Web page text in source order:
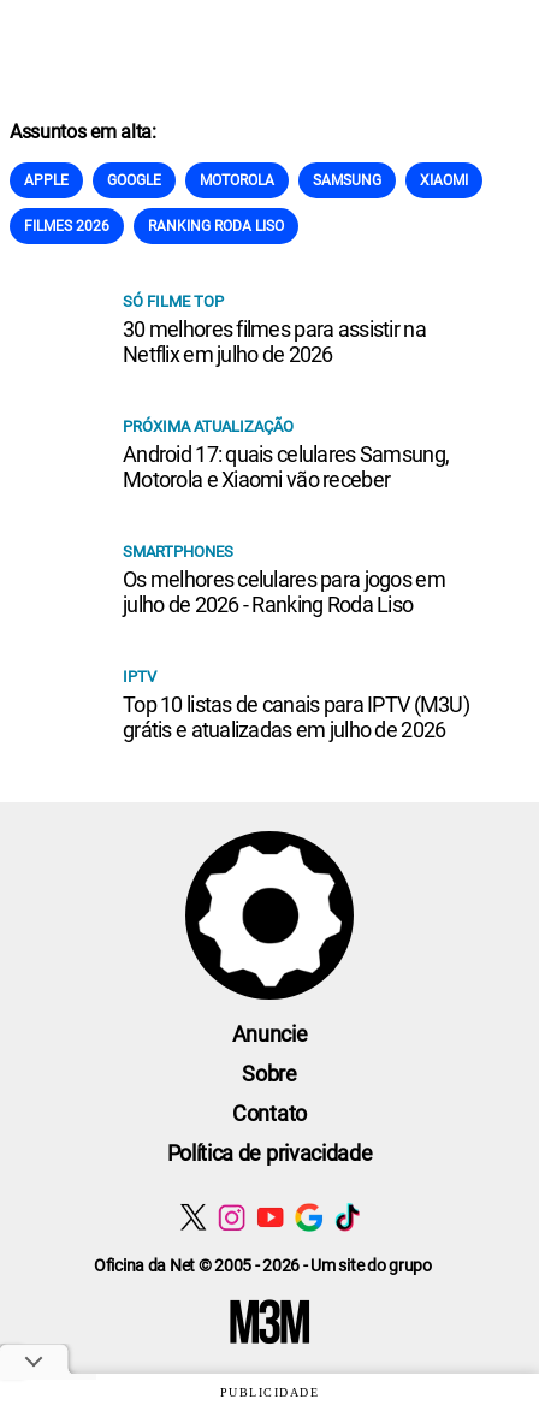
Assuntos em alta:
APPLE GOOGLE MOTOROLA SAMSUNG XIAOMI
FILMES 2026 RANKING RODA LISO
SÓ FILME TOP
30 melhores filmes para assistir na
Netflix em julho de 2026
PRÓXIMA ATUALIZAÇÃO
Android 17: quais celulares Samsung,
Motorola e Xiaomi vão receber
SMARTPHONES
Os melhores celulares para jogos em
julho de 2026 - Ranking Roda Liso
IPTV
Top 10 listas de canais para IPTV (M3U)
grátis e atualizadas em julho de 2026
Oficina da Net © 2005 - 2026 - Um site do grupo
Anuncie
Sobre
Contato
Política de privacidade
PUBLICIDADE